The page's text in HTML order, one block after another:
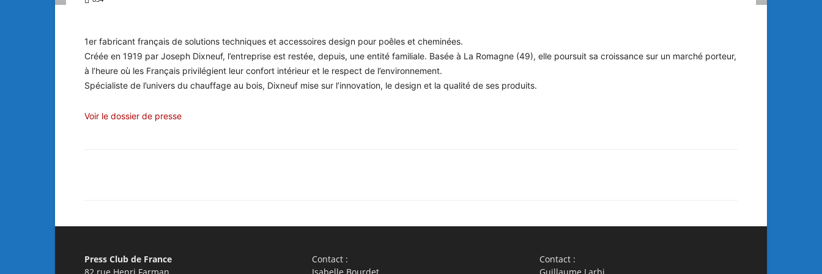
1er fabricant français de solutions techniques et accessoires design pour poêles et cheminées.
Créée en 1919 par Joseph Dixneuf, l’entreprise est restée, depuis, une entité familiale. Basée à La Romagne (49), elle poursuit sa croissance sur un marché porteur,
à l’heure où les Français privilégient leur confort intérieur et le respect de l’environnement.
Spécialiste de l’univers du chauffage au bois, Dixneuf mise sur l’innovation, le design et la qualité de ses produits.
Voir le dossier de presse
Press Club de France
Contact :
Contact :